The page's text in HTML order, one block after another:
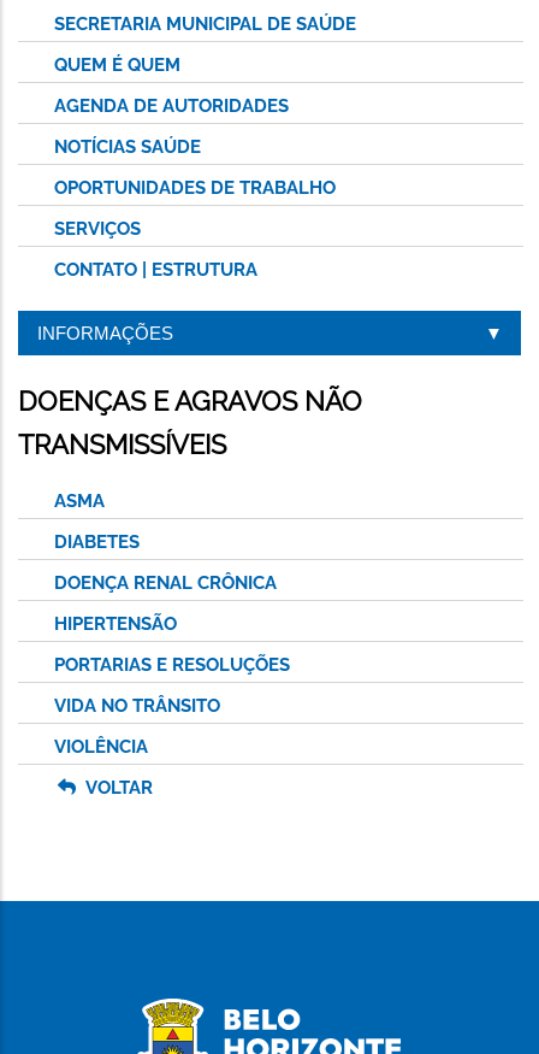
SECRETARIA MUNICIPAL DE SAÚDE
QUEM É QUEM
AGENDA DE AUTORIDADES
NOTÍCIAS SAÚDE
OPORTUNIDADES DE TRABALHO
SERVIÇOS
CONTATO | ESTRUTURA
INFORMAÇÕES
DOENÇAS E AGRAVOS NÃO
TRANSMISSÍVEIS
ASMA
DIABETES
DOENÇA RENAL CRÔNICA
HIPERTENSÃO
PORTARIAS E RESOLUÇÕES
VIDA NO TRÂNSITO
VIOLÊNCIA
VOLTAR